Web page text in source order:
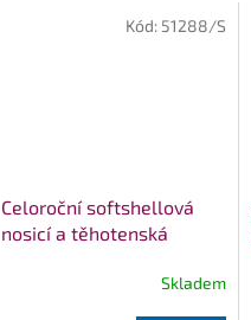
Celoroční softshellová
nosicí a těhotenská
Skladem
Kód: 51288/S